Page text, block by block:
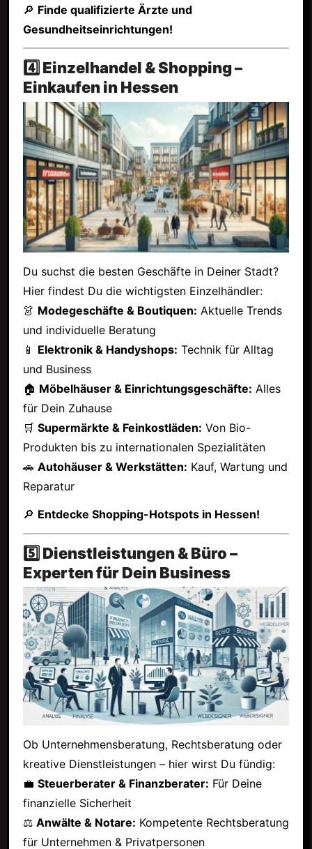
🔎 Finde qualifizierte Ärzte und
Gesundheitseinrichtungen!
4️⃣ Einzelhandel & Shopping –
Einkaufen in Hessen
Du suchst die besten Geschäfte in Deiner Stadt?
Hier findest Du die wichtigsten Einzelhändler:
👗 Modegeschäfte & Boutiquen: Aktuelle Trends
und individuelle Beratung
📱 Elektronik & Handyshops: Technik für Alltag
und Business
🏠 Möbelhäuser & Einrichtungsgeschäfte: Alles
für Dein Zuhause
🛒 Supermärkte & Feinkostläden: Von Bio-
Produkten bis zu internationalen Spezialitäten
🚗 Autohäuser & Werkstätten: Kauf, Wartung und
Reparatur
🔎 Entdecke Shopping-Hotspots in Hessen!
5️⃣ Dienstleistungen & Büro –
Experten für Dein Business
Ob Unternehmensberatung, Rechtsberatung oder
kreative Dienstleistungen – hier wirst Du fündig:
💼 Steuerberater & Finanzberater: Für Deine
finanzielle Sicherheit
⚖ Anwälte & Notare: Kompetente Rechtsberatung
für Unternehmen & Privatpersonen